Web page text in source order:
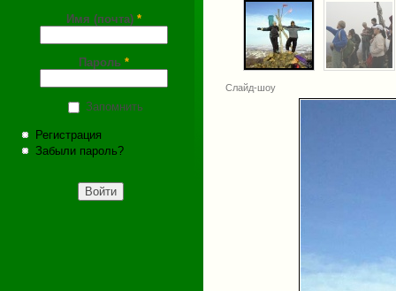
Имя (почта) *
Пароль *
Запомнить
Регистрация
Забыли пароль?
Слайд-шоу